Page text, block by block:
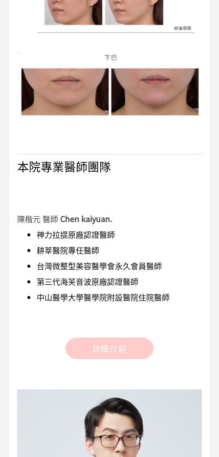
本院專業醫師團隊
陳楷元 醫師 Chen kaiyuan.
神力拉提原廠認證醫師
耕莘醫院專任醫師
台灣微整型美容醫學會永久會員醫師
第三代海芙音波原廠認證醫師
中山醫學大學醫學院附設醫院住院醫師
詳細介紹